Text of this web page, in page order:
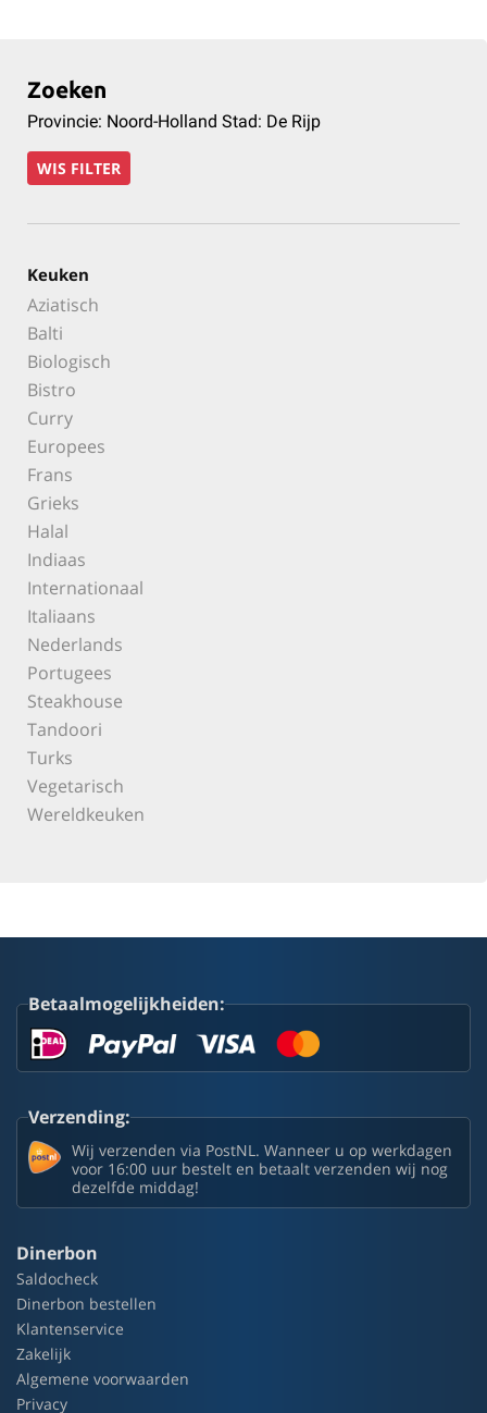
Zoeken
Provincie: Noord-Holland Stad: De Rijp
WIS FILTER
Keuken
Aziatisch
Balti
Biologisch
Bistro
Curry
Europees
Frans
Grieks
Halal
Indiaas
Internationaal
Italiaans
Nederlands
Portugees
Steakhouse
Tandoori
Turks
Vegetarisch
Wereldkeuken
Betaalmogelijkheiden:
Verzending:
Wij verzenden via PostNL. Wanneer u op werkdagen
voor 16:00 uur bestelt en betaalt verzenden wij nog
dezelfde middag!
Dinerbon
Saldocheck
Dinerbon bestellen
Klantenservice
Zakelijk
Algemene voorwaarden
Privacy